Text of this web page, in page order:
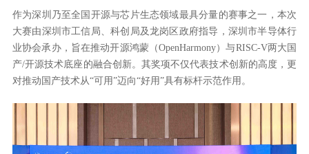
作为深圳乃至全国开源与芯片生态领域最具分量的赛事之一，本次
大赛由深圳市工信局、科创局及龙岗区政府指导，深圳市半导体行
业协会承办，旨在推动开源鸿蒙（OpenHarmony）与RISC-V两大国
产/开源技术底座的融合创新。其奖项不仅代表技术创新的高度，更
对推动国产技术从“可用”迈向“好用”具有标杆示范作用。